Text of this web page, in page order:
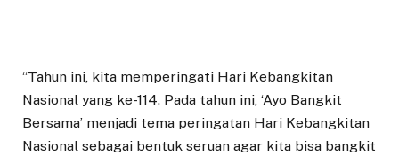
“Tahun ini, kita memperingati Hari Kebangkitan
Nasional yang ke-114. Pada tahun ini, ‘Ayo Bangkit
Bersama’ menjadi tema peringatan Hari Kebangkitan
Nasional sebagai bentuk seruan agar kita bisa bangkit